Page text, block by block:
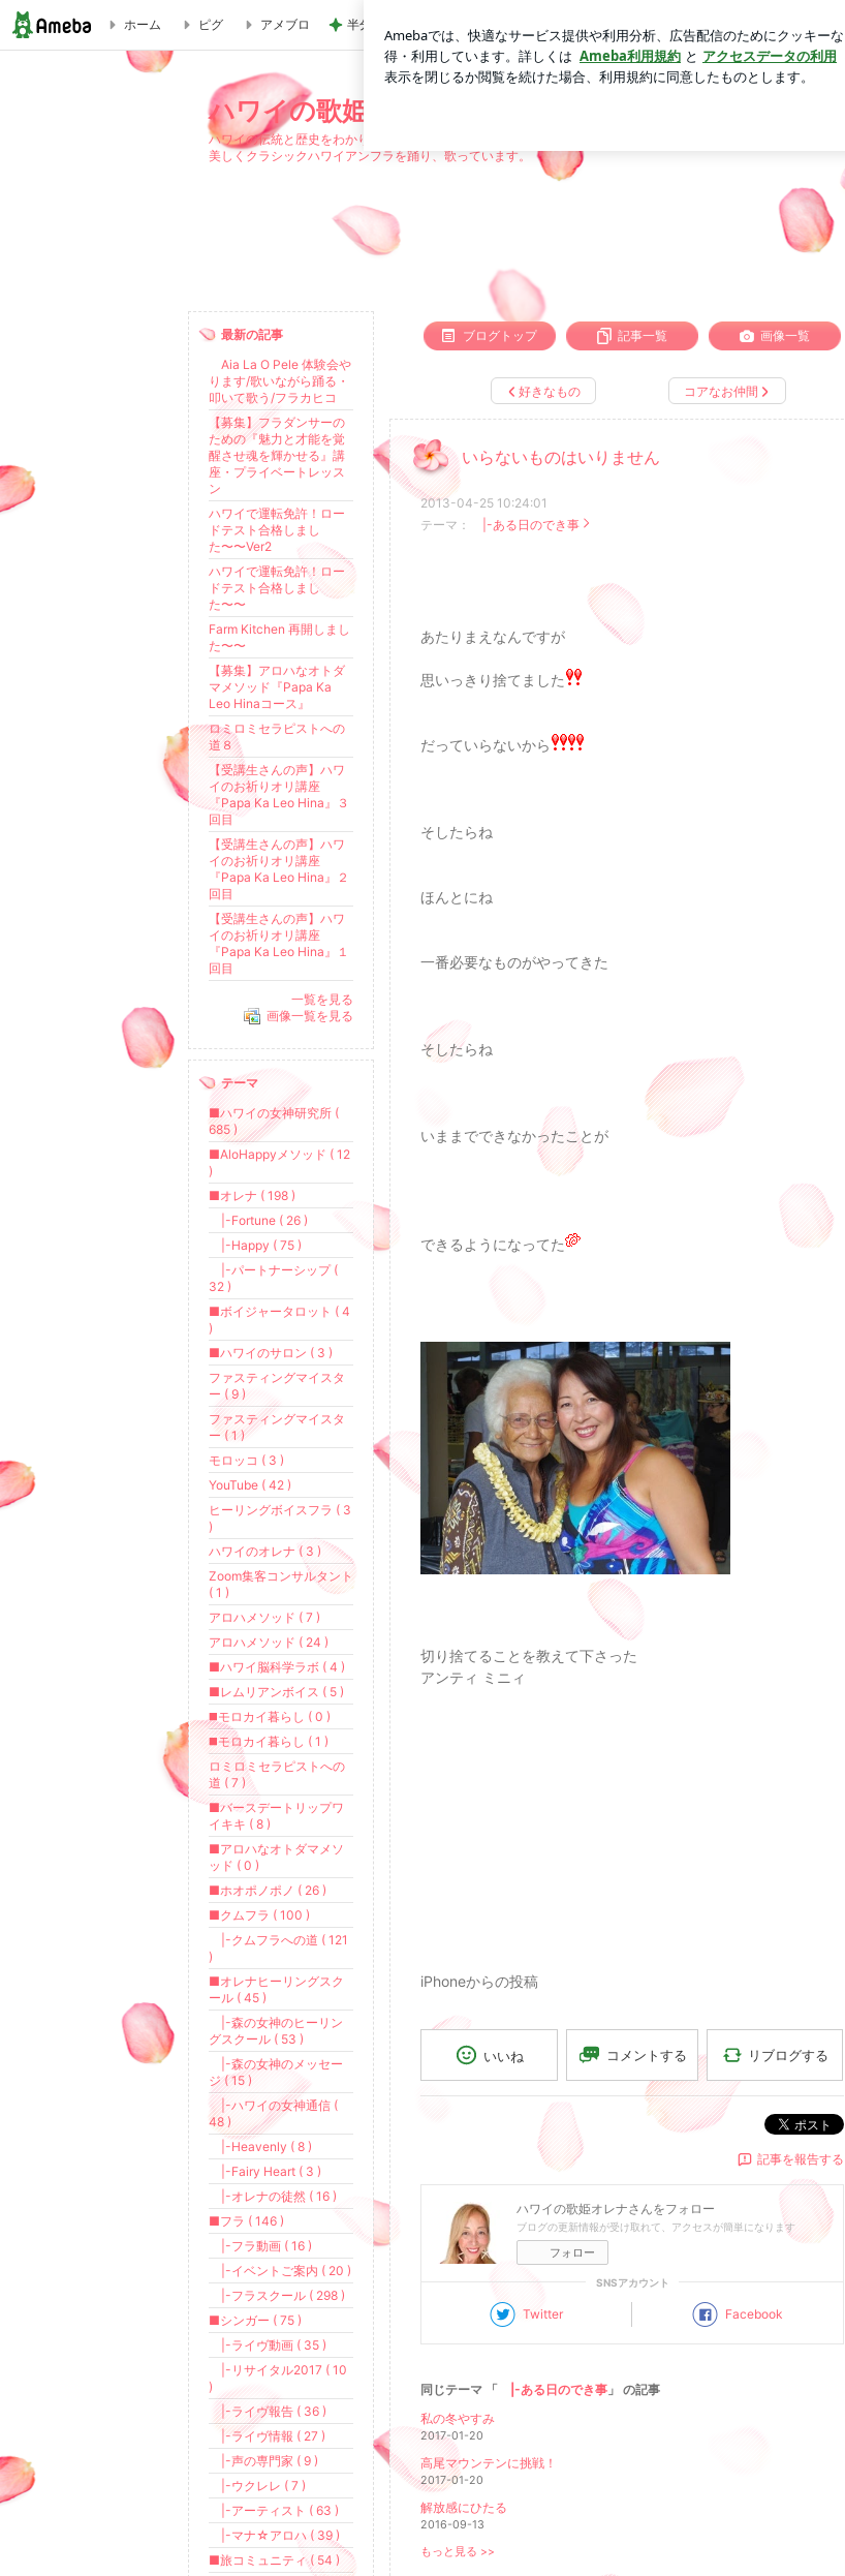
いらないものはいりません | ハワイの歌姫オレナ
ホーム ピグ アメブロ 半分以上残した四国限定のパスタ
ハワイの歌姫オレナ
ハワイの伝統と歴史をわかりやすく盛り込みながら
美しくクラシックハワイアンフラを踊り、歌っています。
ブログトップ 記事一覧 画像一覧
好きなもの コアなお仲間
いらないものはいりません
2013-04-25 10:24:01
テーマ：
|-ある日のでき事
あたりまえなんですが
思いっきり捨てました
だっていらないから
そしたらね
ほんとにね
一番必要なものがやってきた
そしたらね
いままでできなかったことが
できるようになってた
切り捨てることを教えて下さった
アンティ ミニィ
iPhoneからの投稿
いいね コメントする リブログする
ポスト
記事を報告する
ハワイの歌姫オレナさんをフォロー
ブログの更新情報が受け取れて、アクセスが簡単になります
フォロー
SNSアカウント
Twitter Facebook
同じテーマ 「 |-ある日のでき事 」 の記事
私の冬やすみ
2017-01-20
高尾マウンテンに挑戦！
2017-01-20
解放感にひたる
2016-09-13
もっと見る >>
最新の記事
Aia La O Pele 体験会や
ります/歌いながら踊る・
叩いて歌う/フラカヒコ
【募集】フラダンサーの
ための『魅力と才能を覚
醒させ魂を輝かせる』講
座・プライベートレッス
ン
ハワイで運転免許！ロー
ドテスト合格しまし
た〜〜Ver2
ハワイで運転免許！ロー
ドテスト合格しまし
た〜〜
Farm Kitchen 再開しまし
た〜〜
【募集】アロハなオトダ
マメソッド『Papa Ka
Leo Hinaコース』
ロミロミセラピストへの
道８
【受講生さんの声】ハワ
イのお祈りオリ講座
『Papa Ka Leo Hina』３
回目
【受講生さんの声】ハワ
イのお祈りオリ講座
『Papa Ka Leo Hina』２
回目
【受講生さんの声】ハワ
イのお祈りオリ講座
『Papa Ka Leo Hina』１
回目
一覧を見る
画像一覧を見る
テーマ
■ハワイの女神研究所 (
685 )
■AloHappyメソッド ( 12
)
■オレナ ( 198 )
|-Fortune ( 26 )
|-Happy ( 75 )
|-パートナーシップ (
32 )
■ボイジャータロット ( 4
)
■ハワイのサロン ( 3 )
ファスティングマイスタ
ー ( 9 )
ファスティングマイスタ
ー ( 1 )
モロッコ ( 3 )
YouTube ( 42 )
ヒーリングボイスフラ ( 3
)
ハワイのオレナ ( 3 )
Zoom集客コンサルタント
( 1 )
アロハメソッド ( 7 )
アロハメソッド ( 24 )
■ハワイ脳科学ラボ ( 4 )
■レムリアンボイス ( 5 )
◼️モロカイ暮らし ( 0 )
◼️モロカイ暮らし ( 1 )
ロミロミセラピストへの
道 ( 7 )
■バースデートリップワ
イキキ ( 8 )
■アロハなオトダマメソ
ッド ( 0 )
■ホオポノポノ ( 26 )
■クムフラ ( 100 )
|-クムフラへの道 ( 121
)
■オレナヒーリングスク
ール ( 45 )
|-森の女神のヒーリン
グスクール ( 53 )
|-森の女神のメッセー
ジ ( 15 )
|-ハワイの女神通信 (
48 )
|-Heavenly ( 8 )
|-Fairy Heart ( 3 )
|-オレナの徒然 ( 16 )
■フラ ( 146 )
|-フラ動画 ( 16 )
|-イベントご案内 ( 20 )
|-フラスクール ( 298 )
■シンガー ( 75 )
|-ライヴ動画 ( 35 )
|-リサイタル2017 ( 10
)
|-ライヴ報告 ( 36 )
|-ライヴ情報 ( 27 )
|-声の専門家 ( 9 )
|-ウクレレ ( 7 )
|-アーティスト ( 63 )
|-マナ☆アロハ ( 39 )
■旅コミュニティ ( 54 )